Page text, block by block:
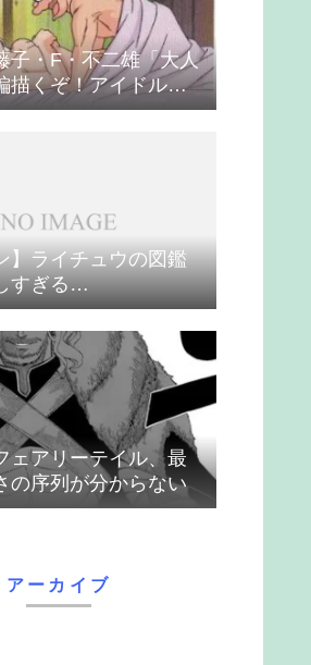
子・F・不二雄「大人
描くぞ！アイドルが
かれるシーン入れ
】ライチュウの図鑑
すぎる…
ェアリーテイル、最
の序列が分からない
アーカイブ